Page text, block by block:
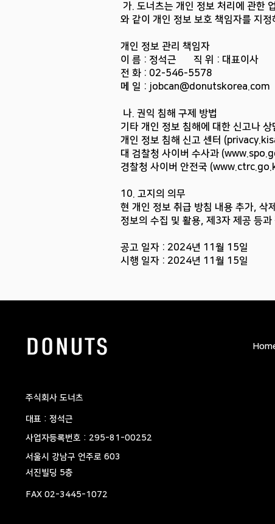
가. 도너츠는 개인 정보 처리에 관한
와 같이 개인 정보 보호 책임자를 지정
개인 정보 관리 책임자
이 름 : 정석근 직 위 : 대표이사
전 화 : 02-546-5578
메 일 : jobcan@donutskorea.com
나. 권익 침해 구제 방법
기타 개인 정보 침해에 대한 신고나
개인 정보 침해 신고 센터
대 검찰청 사이버 수사과 (
경찰청 사이버 안전국 (
10. 고지의 의무
현 개인 정보 취급 방침 내용 추가, 삭
정보의 수집 및 활용, 제3자 제공 등
공고 일자 : 2024년 11월 15일
시행 일자 : 2024년 11월 15일
​주식회사 도너츠
대표 : 정석근
사업자등록번호 : 295-81-00252
​서울시 강남구 언주로 603
서진빌딩 5층
FAX 02-3445-1072